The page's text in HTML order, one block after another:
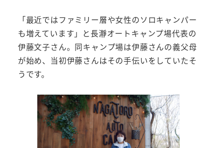
「最近ではファミリー層や女性のソロキャンパー
も増えています」と長瀞オートキャンプ場代表の
伊藤文子さん。同キャンプ場は伊藤さんの義父母
が始め、当初伊藤さんはその手伝いをしていたそ
うです。